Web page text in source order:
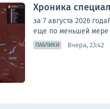
Хроника
за 7 августа 2026
еще по меньшей мере
ПАБЛИКИ Вчера, 23:42